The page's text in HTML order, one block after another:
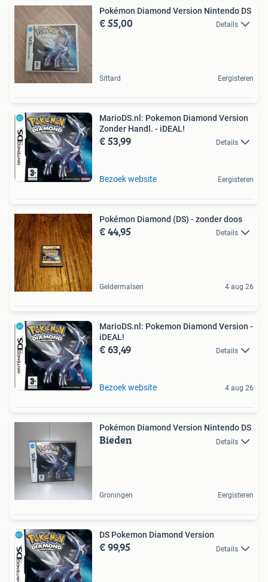
Pokémon Diamond Version Nintendo DS
€ 55,00 Details
Sittard Eergisteren
MarioDS.nl: Pokemon Diamond Version
Zonder Handl. - iDEAL!
€ 53,99 Details
Bezoek website Eergisteren
Pokémon Diamond (DS) - zonder doos
€ 44,95 Details
Geldermalsen 4 aug 26
MarioDS.nl: Pokemon Diamond Version -
iDEAL!
€ 63,49 Details
Bezoek website 4 aug 26
Pokémon Diamond Version Nintendo DS
Bieden Details
Groningen Eergisteren
DS Pokemon Diamond Version
€ 99,95 Details